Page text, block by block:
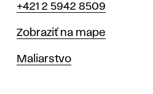
Telefón
+421 2 5942 8509
Mapa
Zobraziť na mape
Katedry
Maliarstvo